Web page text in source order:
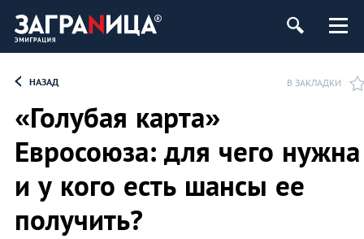
НАЗАД В ЗАКЛАДКИ
«Голубая карта»
Евросоюза: для чего нужна
и у кого есть шансы ее
получить?